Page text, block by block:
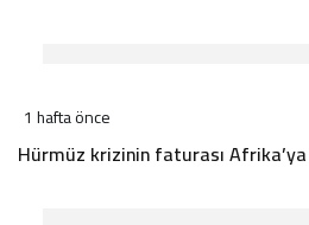
1 hafta önce
Hürmüz krizinin faturası